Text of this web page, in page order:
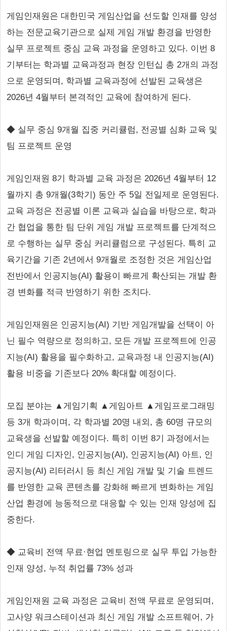
게임인재원은 대한민국 게임산업을 선도할 인재를 양성
하는 전문교육기관으로 실제 게임 개발 환경을 반영한
실무 프로젝트 중심 교육 과정을 운영하고 있다. 이번 8
기부터는 학과별 교육과정과 현장 인턴십 총 2개의 과정
으로 운영되며, 학과별 교육과정에 선발된 교육생은
2026년 4월부터 본격적인 교육에 참여하게 된다.
◆ 실무 중심 9개월 집중 커리큘럼, 전공별 심화 교육 및
팀 프로젝트 운영
게임인재원 8기 학과별 교육 과정은 2026년 4월부터 12
월까지 총 9개월(3학기) 동안 주 5일 전일제로 운영된다.
교육 과정은 전공별 이론 교육과 실습을 바탕으로, 학과
간 협업을 통한 팀 단위 게임 개발 프로젝트를 단계적으
로 수행하는 실무 중심 커리큘럼으로 구성된다. 특히 교
육기간을 기존 2년에서 9개월로 조정한 것은 게임산업
전반에서 인공지능(AI) 활용이 빠르게 확산되는 개발 환
경 변화를 적극 반영하기 위한 조치다.
게임인재원은 인공지능(AI) 기반 게임개발을 선택이 아
닌 필수 역량으로 정의하고, 모든 개발 프로젝트에 인공
지능(AI) 활용을 필수화하고, 교육과정 내 인공지능(AI)
활용 비중을 기존보다 20% 확대할 예정이다.
모집 분야는 ▲게임기획 ▲게임아트 ▲게임프로그래밍
등 3개 학과이며, 각 학과별 20명 내외, 총 60명 규모의
교육생을 선발할 예정이다. 특히 이번 8기 과정에서는
인디 게임 디자인, 인공지능(AI), 인공지능(AI) 아트, 인
공지능(AI) 리터러시 등 최신 게임 개발 및 기술 트렌드
를 반영한 교육 콘텐츠를 강화해 빠르게 변화하는 게임
산업 환경에 능동적으로 대응할 수 있는 인재 양성에 집
중한다.
◆ 교육비 전액 무료·현업 멘토링으로 실무 투입 가능한
인재 양성, 누적 취업률 73% 성과
게임인재원 교육 과정은 교육비 전액 무료로 운영되며,
고사양 워크스테이션과 최신 게임 개발 소프트웨어, 가